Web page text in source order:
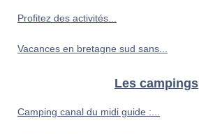
Profitez des activités...
Vacances en bretagne sud sans...
Les campings
Camping canal du midi guide :...